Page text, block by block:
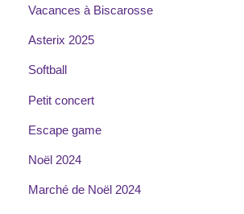
Vacances à Biscarosse
Asterix 2025
Softball
Petit concert
Escape game
Noël 2024
Marché de Noël 2024